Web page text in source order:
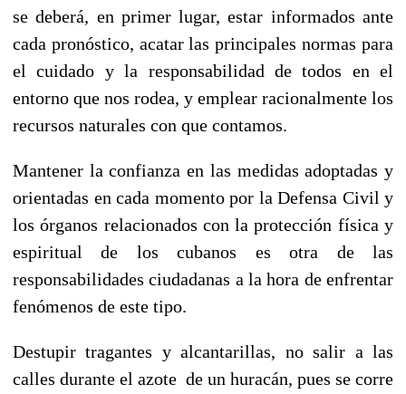
se deberá, en primer lugar, estar informados ante
cada pronóstico, acatar las principales normas para
el cuidado y la responsabilidad de todos en el
entorno que nos rodea, y emplear racionalmente los
recursos naturales con que contamos.
Mantener la confianza en las medidas adoptadas y
orientadas en cada momento por la Defensa Civil y
los órganos relacionados con la protección física y
espiritual de los cubanos es otra de las
responsabilidades ciudadanas a la hora de enfrentar
fenómenos de este tipo.
Destupir tragantes y alcantarillas, no salir a las
calles durante el azote de un huracán, pues se corre